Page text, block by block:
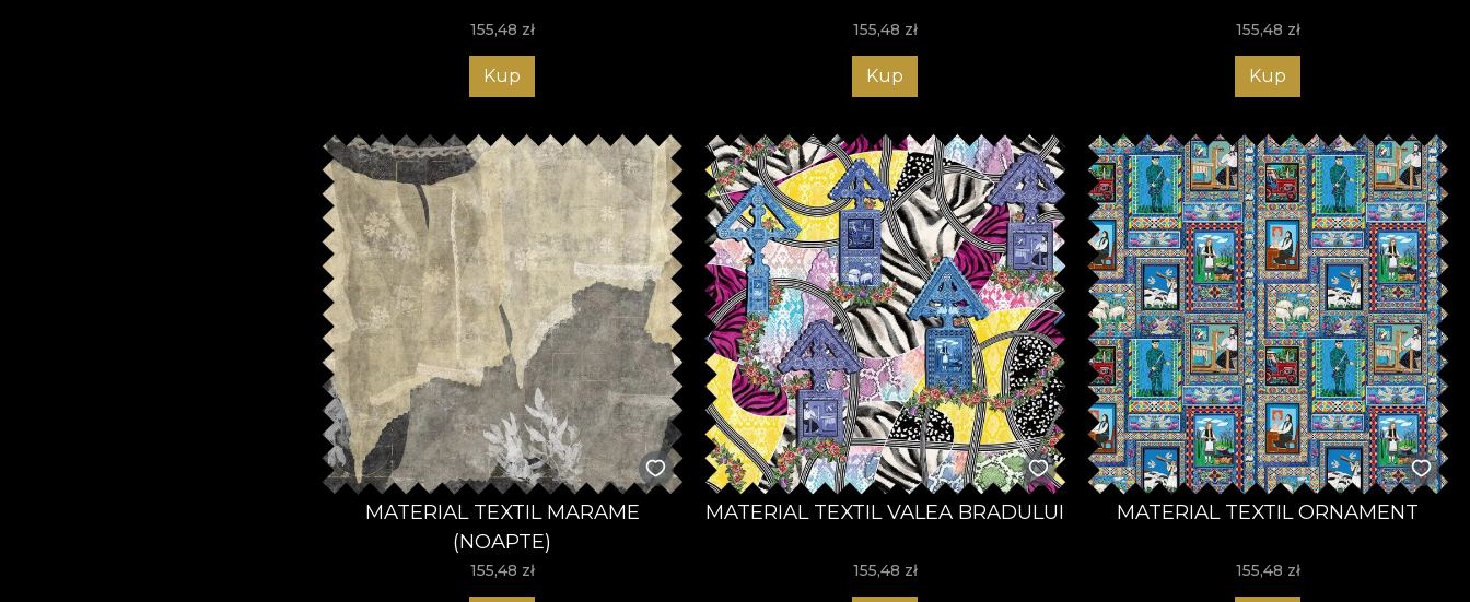
155,48 zł
Kup
155,48 zł
Kup
155,48 zł
Kup
MATERIAL TEXTIL MARAME
(NOAPTE)
155,48 zł
MATERIAL TEXTIL VALEA BRADULUI
155,48 zł
MATERIAL TEXTIL ORNAMENT
155,48 zł